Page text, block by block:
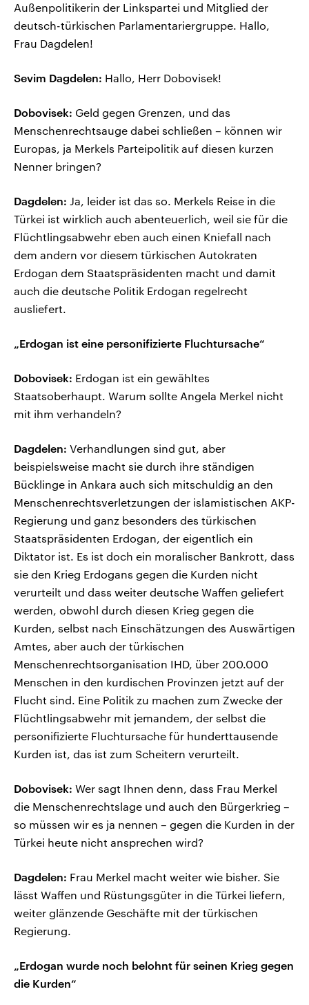
Außenpolitikerin der Linkspartei und Mitglied der
deutsch-türkischen Parlamentariergruppe. Hallo,
Frau Dagdelen!
Sevim Dagdelen: Hallo, Herr Dobovisek!
Dobovisek: Geld gegen Grenzen, und das
Menschenrechtsauge dabei schließen – können wir
Europas, ja Merkels Parteipolitik auf diesen kurzen
Nenner bringen?
Dagdelen: Ja, leider ist das so. Merkels Reise in die
Türkei ist wirklich auch abenteuerlich, weil sie für die
Flüchtlingsabwehr eben auch einen Kniefall nach
dem andern vor diesem türkischen Autokraten
Erdogan dem Staatspräsidenten macht und damit
auch die deutsche Politik Erdogan regelrecht
ausliefert.
„Erdogan ist eine personifizierte Fluchtursache“
Dobovisek: Erdogan ist ein gewähltes
Staatsoberhaupt. Warum sollte Angela Merkel nicht
mit ihm verhandeln?
Dagdelen: Verhandlungen sind gut, aber
beispielsweise macht sie durch ihre ständigen
Bücklinge in Ankara auch sich mitschuldig an den
Menschenrechtsverletzungen der islamistischen AKP-
Regierung und ganz besonders des türkischen
Staatspräsidenten Erdogan, der eigentlich ein
Diktator ist. Es ist doch ein moralischer Bankrott, dass
sie den Krieg Erdogans gegen die Kurden nicht
verurteilt und dass weiter deutsche Waffen geliefert
werden, obwohl durch diesen Krieg gegen die
Kurden, selbst nach Einschätzungen des Auswärtigen
Amtes, aber auch der türkischen
Menschenrechtsorganisation IHD, über 200.000
Menschen in den kurdischen Provinzen jetzt auf der
Flucht sind. Eine Politik zu machen zum Zwecke der
Flüchtlingsabwehr mit jemandem, der selbst die
personifizierte Fluchtursache für hunderttausende
Kurden ist, das ist zum Scheitern verurteilt.
Dobovisek: Wer sagt Ihnen denn, dass Frau Merkel
die Menschenrechtslage und auch den Bürgerkrieg –
so müssen wir es ja nennen – gegen die Kurden in der
Türkei heute nicht ansprechen wird?
Dagdelen: Frau Merkel macht weiter wie bisher. Sie
lässt Waffen und Rüstungsgüter in die Türkei liefern,
weiter glänzende Geschäfte mit der türkischen
Regierung.
„Erdogan wurde noch belohnt für seinen Krieg gegen
die Kurden“